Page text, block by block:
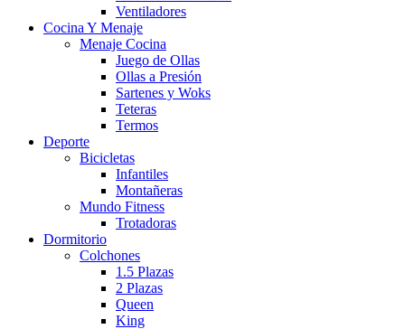
Ventiladores
Cocina Y Menaje
Menaje Cocina
Juego de Ollas
Ollas a Presión
Sartenes y Woks
Teteras
Termos
Deporte
Bicicletas
Infantiles
Montañeras
Mundo Fitness
Trotadoras
Dormitorio
Colchones
1.5 Plazas
2 Plazas
Queen
King